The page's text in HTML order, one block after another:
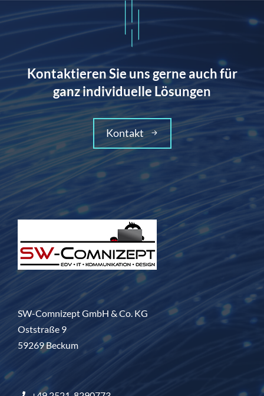
Kontaktieren Sie uns gerne auch für
ganz individuelle Lösungen
Kontakt
SW-Comnizept GmbH & Co. KG
Oststraße 9
59269 Beckum